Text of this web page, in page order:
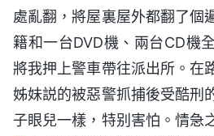
處亂翻，將屋裏屋外都翻了個
籍和一台DVD機、兩台CD機
將我押上警車帶往派出所。在
姊妹説的被惡警抓捕後受酷刑
子眼兒一樣，特别害怕。情急